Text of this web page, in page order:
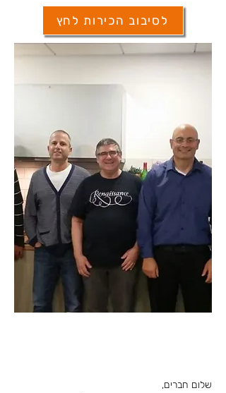
לסיבוב הכירות לחץ
שלום חברים,